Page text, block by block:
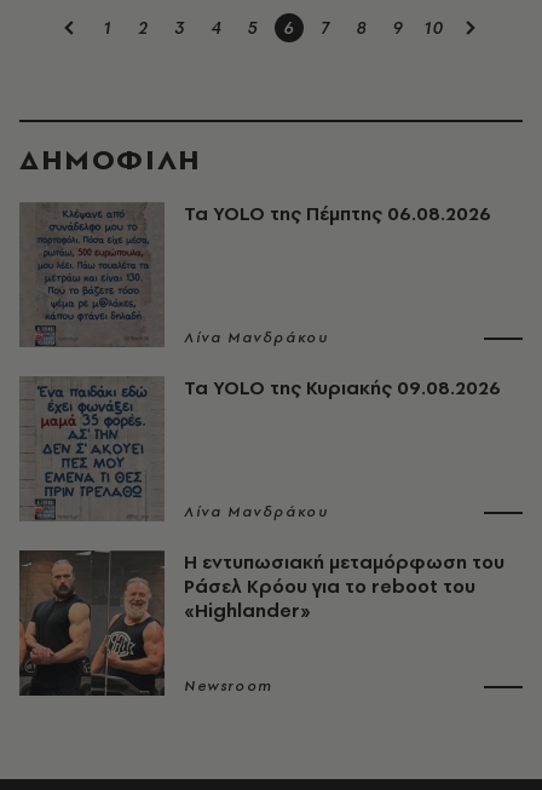
1 2 3 4 5 6 7 8 9 10
ΔΗΜΟΦΙΛΗ
Τα YOLO της Πέμπτης 06.08.2026
Λίνα Μανδράκου
Τα YOLO της Κυριακής 09.08.2026
Λίνα Μανδράκου
Η εντυπωσιακή μεταμόρφωση του
Ράσελ Κρόου για το reboot του
«Highlander»
Newsroom